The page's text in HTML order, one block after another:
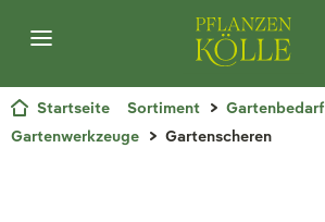
Startseite Sortiment
Gartenbedarf
Gartenwerkzeuge
Gartenscheren